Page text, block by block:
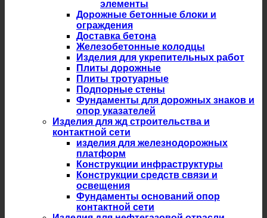
элементы
Дорожные бетонные блоки и
ограждения
Доставка бетона
Железобетонные колодцы
Изделия для укрепительных работ
Плиты дорожные
Плиты тротуарные
Подпорные стены
Фундаменты для дорожных знаков и
опор указателей
Изделия для жд строительства и
контактной сети
изделия для железнодорожных
платформ
Конструкции инфраструктуры
Конструкции средств связи и
освещения
Фундаменты оснований опор
контактной сети